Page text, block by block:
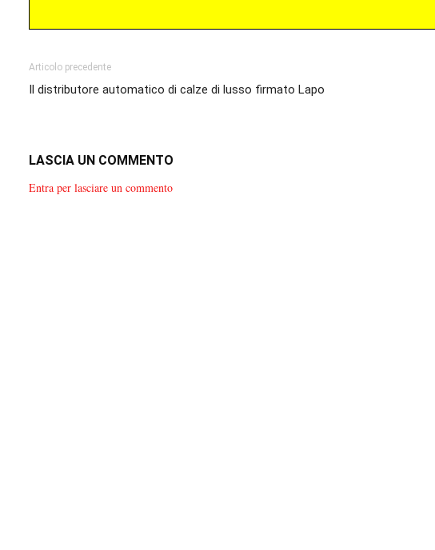
Articolo precedente
Il distributore automatico di calze di lusso firmato Lapo
LASCIA UN COMMENTO
Entra per lasciare un commento